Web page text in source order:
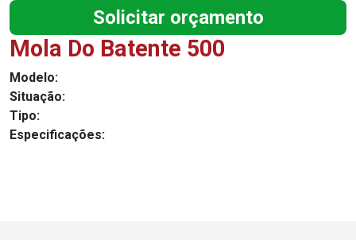
Solicitar orçamento
Mola Do Batente 500
Modelo:
Situação:
Tipo:
Especificações: